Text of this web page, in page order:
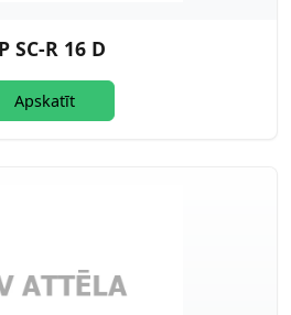
SC-R 16 D
Apskatīt